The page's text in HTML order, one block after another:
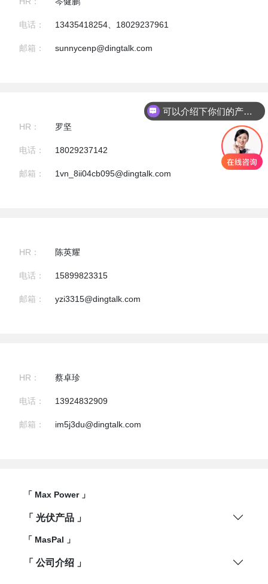
电话： 13435418254、18029237961
邮箱： sunnycenp@dingtalk.com
HR： 罗坚
电话： 18029237142
邮箱： 1vn_8ii04cb095@dingtalk.com
HR： 陈英耀
电话： 15899823315
邮箱： yzi3315@dingtalk.com
HR： 蔡卓珍
电话： 13924832909
邮箱： im5j3du@dingtalk.com
「 Max Power 」
「 光伏产品 」
「 MasPal 」
「 公司介绍 」
可以介绍下你们的产品么？